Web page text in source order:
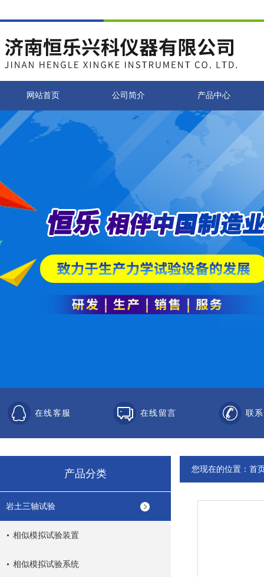
网站首页 公司简介 产品中心
在线客服 在线留言 联
产品分类
岩土三轴试验
相似模拟试验装置
相似模拟试验系统
您现在的位置： 首